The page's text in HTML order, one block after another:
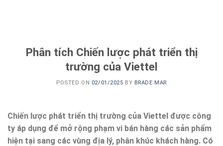
Phân tích Chiến lược phát triển thị
trường của Viettel
POSTED ON 02/01/2025 BY BRADE MAR
Chiến lược phát triển thị trường của Viettel được công
ty áp dụng để mở rộng phạm vi bán hàng các sản phẩm
hiện tại sang các vùng địa lý, phân khúc khách hàng. Có